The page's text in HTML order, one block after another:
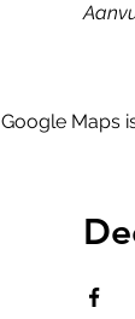
Google Maps